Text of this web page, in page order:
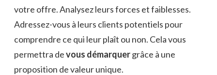
votre offre. Analysez leurs forces et faiblesses.
Adressez-vous à leurs clients potentiels pour
comprendre ce qui leur plaît ou non. Cela vous
permettra devous démarquergrâce à une
proposition de valeur unique.